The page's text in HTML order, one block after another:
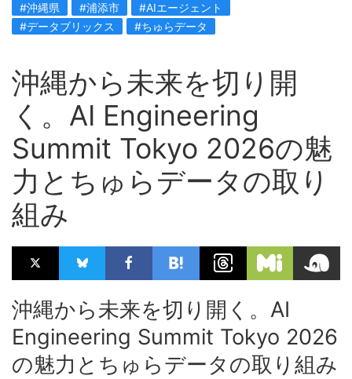
#沖縄県 #浦添市
#AIエージェント
#データブリックス
#ちゅらデータ
沖縄から未来を切り開
く。AI Engineering
Summit Tokyo 2026の魅
力とちゅらデータの取り
組み
沖縄から未来を切り開く。AI
Engineering Summit Tokyo 2026
の魅力とちゅらデータの取り組み